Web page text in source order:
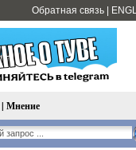
Обратная связь
| Мнение